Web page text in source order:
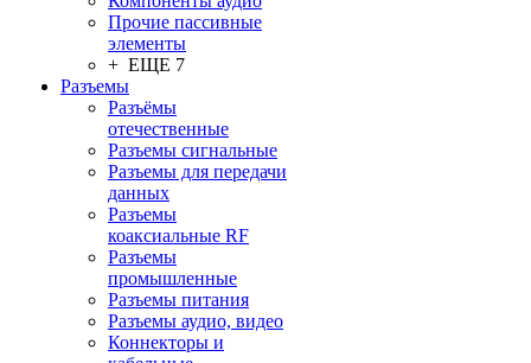
Прочие пассивные
элементы
+ ЕЩЕ 7
Разъeмы
Разъёмы
отечественные
Разъeмы сигнальные
Разъeмы для передачи
данных
Разъeмы
коаксиальные RF
Разъeмы
промышленные
Разъeмы питания
Разъeмы аудио, видео
Коннекторы и